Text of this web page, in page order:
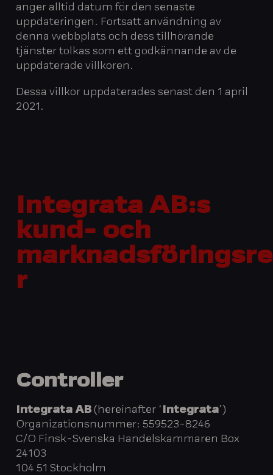
anger alltid datum för den senaste
uppdateringen. Fortsatt användning av
denna webbplats och dess tillhörande
tjänster tolkas som ett godkännande av de
uppdaterade villkoren.
Dessa villkor uppdaterades senast den 1 april
2021.
Integrata AB:s
kund- och
r
Controller
Integrata AB(hereinafter ‘ Integrata’)
Organizationsnummer: 559523-8246
C/O Finsk-Svenska Handelskammaren Box
24103
104 51 Stockholm